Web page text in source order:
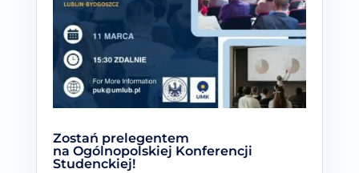
Zostań prelegentem
na Ogólnopolskiej Konferencji
Studenckiej!